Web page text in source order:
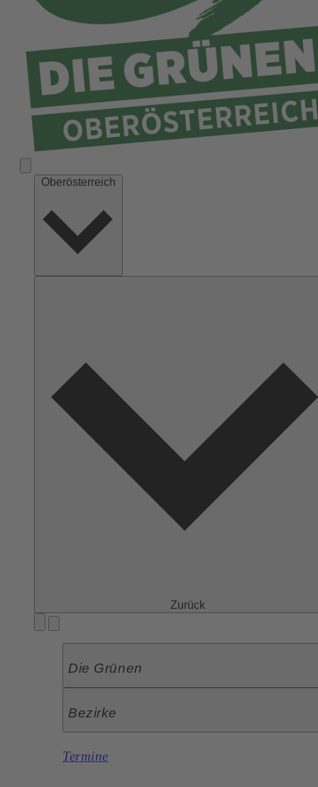
Ried
Schärding
Steyr
Steyr-Land
Urfahr-Umgebung
Vöcklabruck
Oberösterreich
Zurück
Die Grünen
Bezirke
Termine